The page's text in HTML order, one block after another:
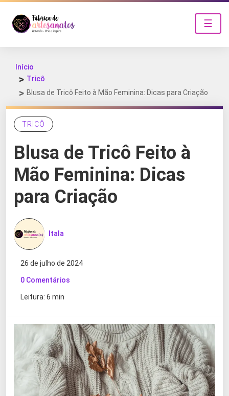
☰
Início
Tricô
Blusa de Tricô Feito à Mão Feminina: Dicas para Criação
TRICÔ
Blusa de Tricô Feito à
Mão Feminina: Dicas
para Criação
Itala
26 de julho de 2024
0 Comentários
Leitura: 6 min